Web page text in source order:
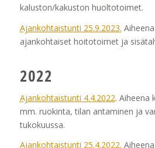
kaluston/kakuston huoltotoimet.
Ajankohtaistunti 25.9.2023.
ajankohtaiset hoitotoimet ja
2022
Ajankohtaistunti 4.4.2022. Aiheena
mm. ruokinta, tilan antaminen ja
tukokuussa.
Ajankohtaistunti 25.4.2022.